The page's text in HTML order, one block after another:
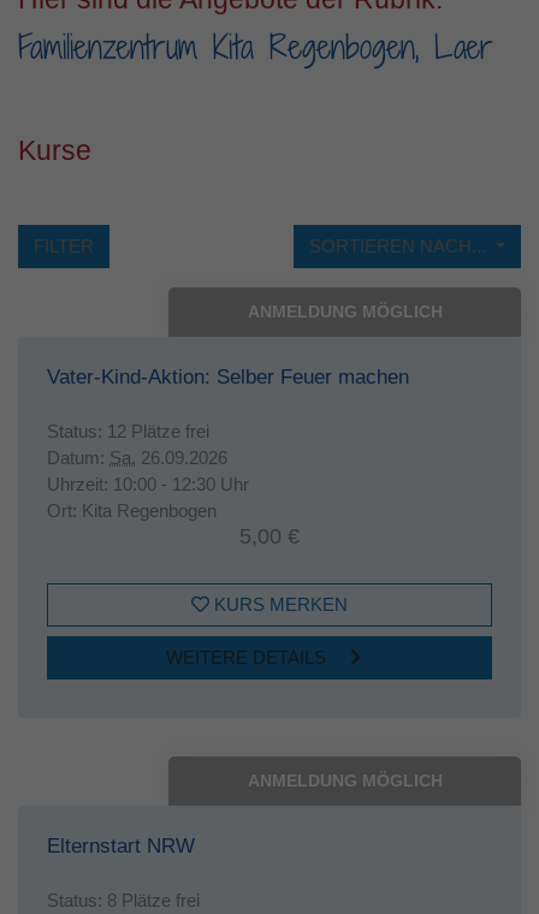
Familienzentrum Kita Regenbogen, Laer
Kurse
SORTIEREN NACH...
FILTER
ANMELDUNG MÖGLICH
Vater-Kind-Aktion: Selber Feuer machen
Status: 12 Plätze frei
Datum: Sa. 26.09.2026
Uhrzeit: 10:00 - 12:30 Uhr
Ort: Kita Regenbogen
5,00 €
KURS MERKEN
WEITERE DETAILS
ANMELDUNG MÖGLICH
Elternstart NRW
Status: 8 Plätze frei
Laufzeit 1 Jahr